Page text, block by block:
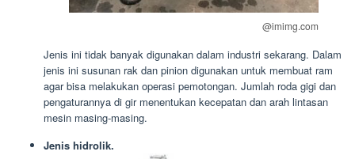
@imimg.com
Jenis ini tidak banyak digunakan dalam industri sekarang. Dalam
jenis ini susunan rak dan pinion digunakan untuk membuat ram
agar bisa melakukan operasi pemotongan. Jumlah roda gigi dan
pengaturannya di gir menentukan kecepatan dan arah lintasan
mesin masing-masing.
Jenis hidrolik.